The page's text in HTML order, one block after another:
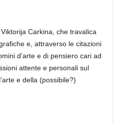
Carkina, che travalica
e, attraverso le citazioni
d’arte e di pensiero cari ad
attente e personali sul
e della (possibile?)